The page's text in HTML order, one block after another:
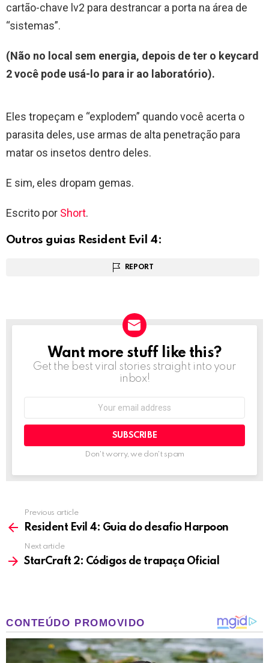
cartão-chave lv2 para destrancar a porta na área de
“sistemas”.
(Não no local sem energia, depois de ter o keycard
2 você pode usá-lo para ir ao laboratório).
Eles tropeçam e “explodem” quando você acerta o
parasita deles, use armas de alta penetração para
matar os insetos dentro deles.
E sim, eles dropam gemas.
Escrito por Short.
Outros guias Resident Evil 4:
REPORT
NEWSLETTER
Want more stuff like this?
Get the best viral stories straight into your
inbox!
Don't worry, we don't spam
more
Previous article
Resident Evil 4: Guia do desafio Harpoon
Next article
StarCraft 2: Códigos de trapaça Oficial